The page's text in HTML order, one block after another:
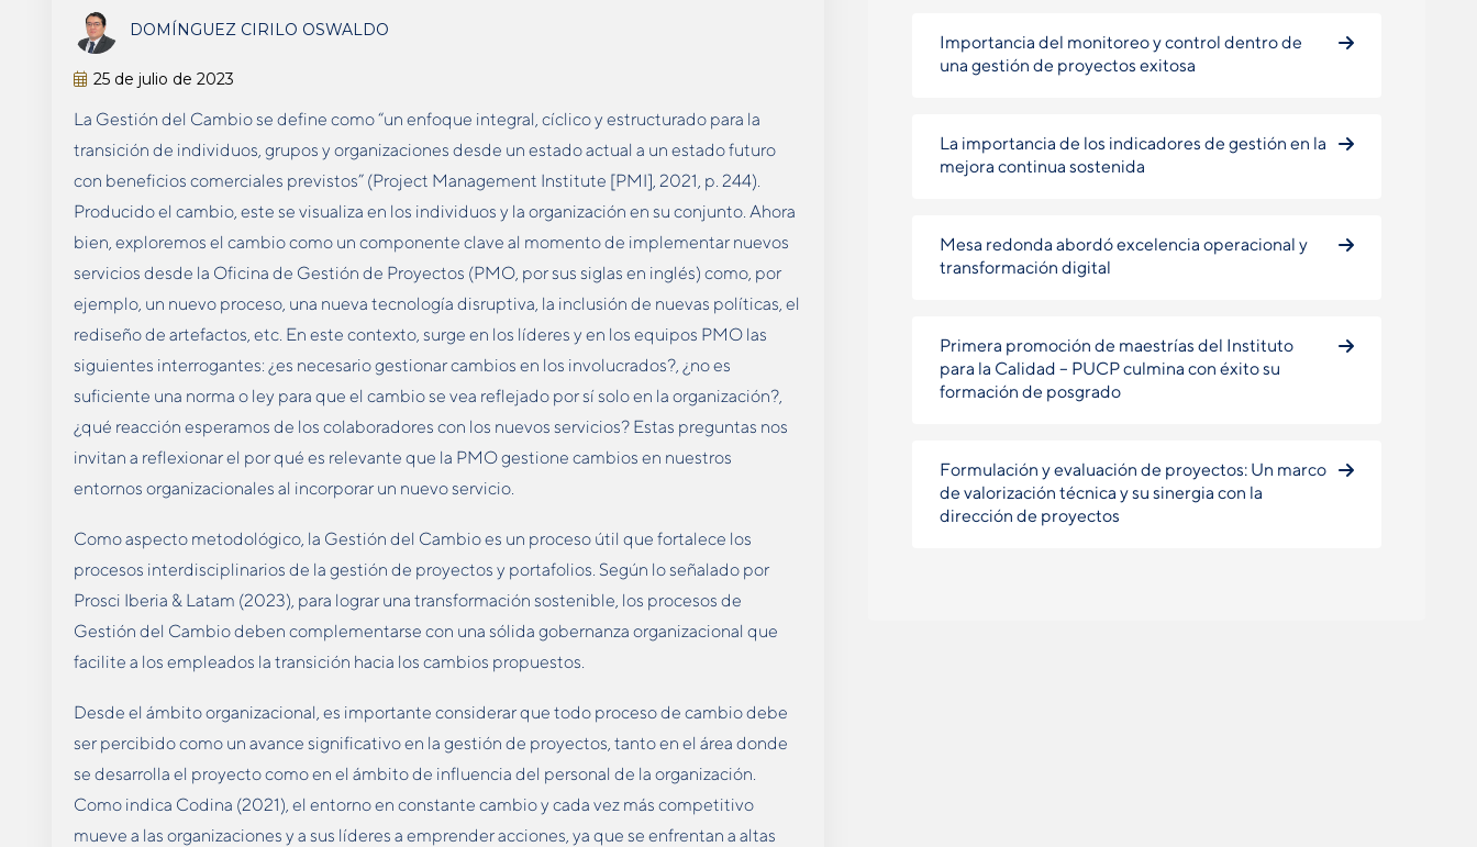
DOMÍNGUEZ CIRILO OSWALDO
25 de julio de 2023
La Gestión del Cambio se define como “un enfoque integral, cíclico y estructurado para la
transición de individuos, grupos y organizaciones desde un estado actual a un estado futuro
con beneficios comerciales previstos” (Project Management Institute [PMI], 2021, p. 244).
Producido el cambio, este se visualiza en los individuos y la organización en su conjunto. Ahora
bien, exploremos el cambio como un componente clave al momento de implementar nuevos
servicios desde la Oficina de Gestión de Proyectos (PMO, por sus siglas en inglés) como, por
ejemplo, un nuevo proceso, una nueva tecnología disruptiva, la inclusión de nuevas políticas, el
rediseño de artefactos, etc. En este contexto, surge en los líderes y en los equipos PMO las
siguientes interrogantes: ¿es necesario gestionar cambios en los involucrados?, ¿no es
suficiente una norma o ley para que el cambio se vea reflejado por sí solo en la organización?,
¿qué reacción esperamos de los colaboradores con los nuevos servicios? Estas preguntas nos
invitan a reflexionar el por qué es relevante que la PMO gestione cambios en nuestros
entornos organizacionales al incorporar un nuevo servicio.
Como aspecto metodológico, la Gestión del Cambio es un proceso útil que fortalece los
procesos interdisciplinarios de la gestión de proyectos y portafolios. Según lo señalado por
Prosci Iberia & Latam (2023), para lograr una transformación sostenible, los procesos de
Gestión del Cambio deben complementarse con una sólida gobernanza organizacional que
facilite a los empleados la transición hacia los cambios propuestos.
Desde el ámbito organizacional, es importante considerar que todo proceso de cambio debe
ser percibido como un avance significativo en la gestión de proyectos, tanto en el área donde
se desarrolla el proyecto como en el ámbito de influencia del personal de la organización.
Como indica Codina (2021), el entorno en constante cambio y cada vez más competitivo
mueve a las organizaciones y a sus líderes a emprender acciones, ya que se enfrentan a altas
Importancia del monitoreo y control dentro de
una gestión de proyectos exitosa
La importancia de los indicadores de gestión en la
mejora continua sostenida
Mesa redonda abordó excelencia operacional y
transformación digital
Primera promoción de maestrías del Instituto
para la Calidad – PUCP culmina con éxito su
formación de posgrado
Formulación y evaluación de proyectos: Un marco
de valorización técnica y su sinergia con la
dirección de proyectos